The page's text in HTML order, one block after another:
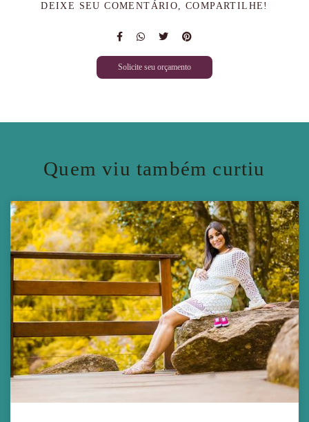
DEIXE SEU COMENTÁRIO, COMPARTILHE!
Solicite seu orçamento
Quem viu também curtiu